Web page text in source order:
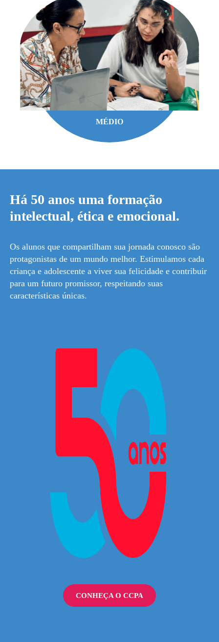
MÉDIO
Há 50 anos uma formação
intelectual, ética e emocional.
Os alunos que compartilham sua jornada conosco são
protagonistas de um mundo melhor. Estimulamos cada
criança e adolescente a viver sua felicidade e contribuir
para um futuro promissor, respeitando suas
características únicas.
CONHEÇA O CCPA